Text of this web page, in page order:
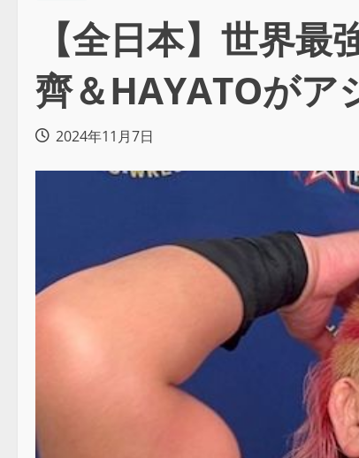
【全日本】世界
齊＆HAYATOがア
2024年11月7日